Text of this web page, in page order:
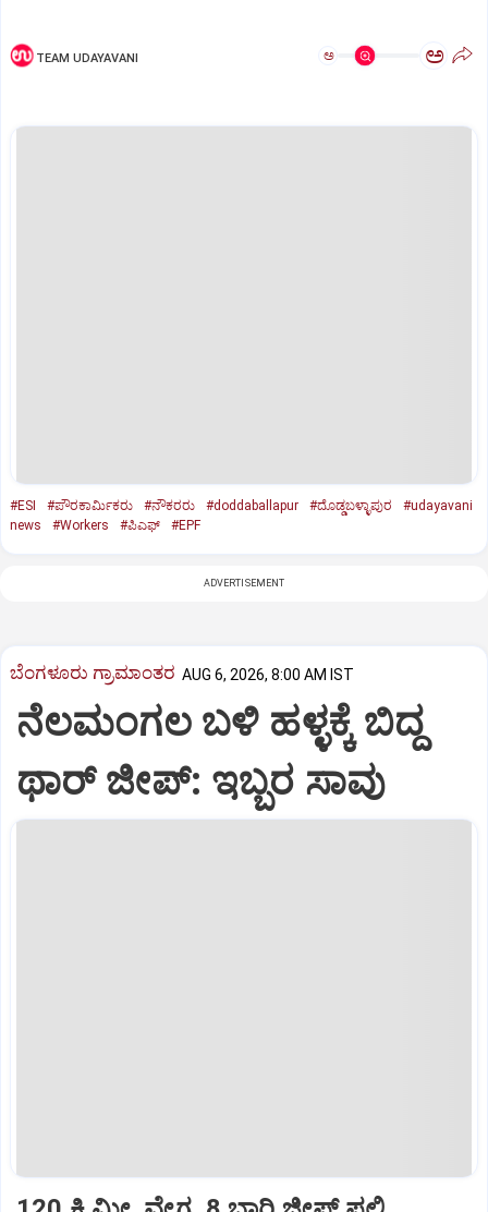
TEAM UDAYAVANI ಅ ಅ
#ESI #ಪೌರಕಾರ್ಮಿಕರು #ನೌಕರರು #doddaballapur #ದೊಡ್ಡಬಳ್ಳಾಪುರ
#udayavani
news
#Workers #ಪಿಎಫ್ #EPF
ADVERTISEMENT
ಬೆಂಗಳೂರು ಗ್ರಾಮಾಂತರ AUG 6, 2026, 8:00 AM IST
ನೆಲಮಂಗಲ ಬಳಿ ಹಳ್ಳಕ್ಕೆ ಬಿದ್ದ
ಥಾರ್‌ ಜೀಪ್‌: ಇಬ್ಬರ ಸಾವು